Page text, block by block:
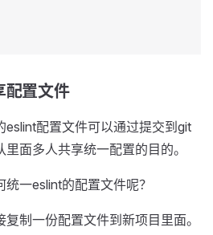
置文件
eslint配置文件可以通过提交到git
面多人共享统一配置的目的。
一eslint的配置文件呢？
制一份配置文件到新项目里面。